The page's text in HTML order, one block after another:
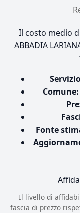
Il costo medio
ABBADIA
Comune:
Fonte
Il livello di
fascia di prezzo